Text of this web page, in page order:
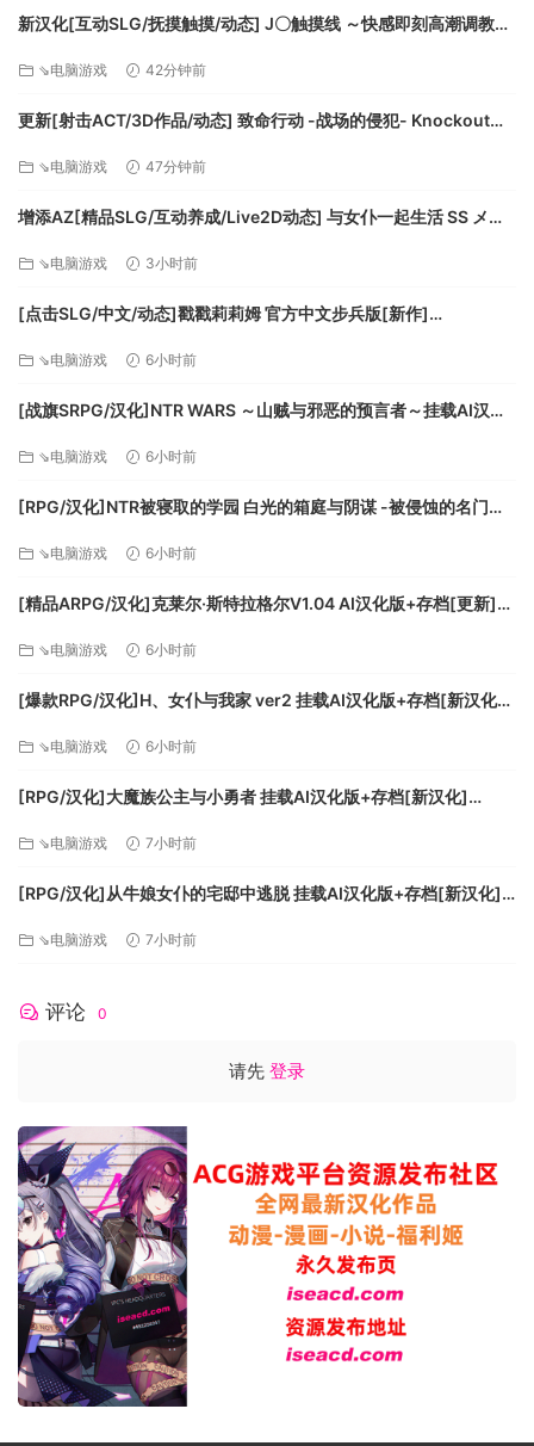
显卡: NVIDIA GTX 970 4GB, AMD Radeon R9
DirectX 版本: 11
存储空间: 需要 30 GB 可用空间
新汉化[互动SLG/抚摸触摸/动态] J〇触摸线 ～快感即刻高潮调教电
[百度]
⇘电脑游戏 42分钟前
更新[射击ACT/3D作品/动态] 致命行动 -战场的侵犯- Knockout
⇘电脑游戏 47分钟前
增添AZ[精品SLG/互动养成/Live2D动态] 与女仆一起生活 SS メイ
⇘电脑游戏 3小时前
[点击SLG/中文/动态]戳戳莉莉姆 官方中文步兵版[新作]
⇘电脑游戏 6小时前
[战旗SRPG/汉化]NTR WARS ～山贼与邪恶的预言者～挂载AI汉化
⇘电脑游戏 6小时前
[RPG/汉化]NTR被寝取的学园 白光的箱庭与阴谋 -被侵蚀的名门女
⇘电脑游戏 6小时前
[精品ARPG/汉化]克莱尔·斯特拉格尔V1.04 AI汉化版+存档[更新]
⇘电脑游戏 6小时前
[爆款RPG/汉化]H、女仆与我家 ver2 挂载AI汉化版+存档[新汉化]
⇘电脑游戏 6小时前
[RPG/汉化]大魔族公主与小勇者 挂载AI汉化版+存档[新汉化]
⇘电脑游戏 7小时前
[RPG/汉化]从牛娘女仆的宅邸中逃脱 挂载AI汉化版+存档[新汉化]
⇘电脑游戏 7小时前
评论 0
请先 登录